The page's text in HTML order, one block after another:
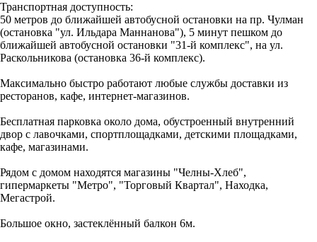
Транспортная доступность:
50 метров до ближайшей автобусной остановки на пр. Чулман
(остановка "ул. Ильдара Маннанова"), 5 минут пешком до
ближайшей автобусной остановки "31-й комплекс", на ул.
Раскольникова (остановка 36-й комплекс).
Максимально быстро работают любые службы доставки из
ресторанов, кафе, интернет-магазинов.
Бесплатная парковка около дома, обустроенный внутренний
двор с лавочками, спортплощадками, детскими площадками,
кафе, магазинами.
Рядом с домом находятся магазины "Челны-Хлеб",
гипермаркеты "Метро", "Торговый Квартал", Находка,
Мегастрой.
Большое окно, застеклённый балкон 6м.